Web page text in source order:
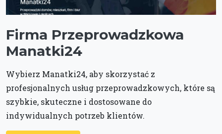
Firma Przeprowadzkowa
Manatki24
Wybierz Manatki24, aby skorzystać z
profesjonalnych usług przeprowadzkowych, które są
szybkie, skuteczne i dostosowane do
indywidualnych potrzeb klientów.